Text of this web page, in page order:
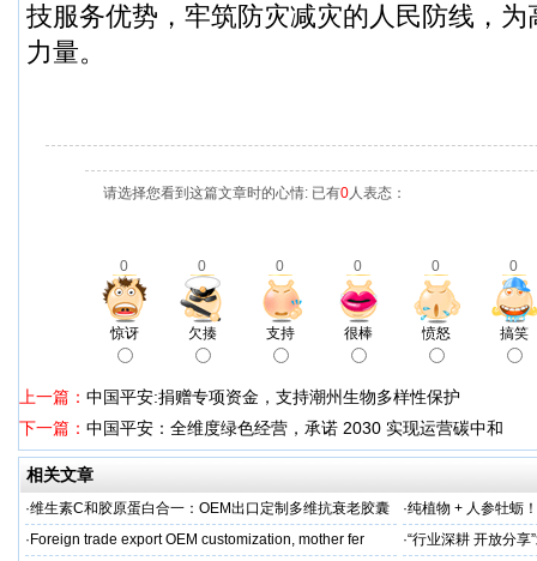
技服务优势，牢筑防灾减灾的人民防线，
力量。
请选择您看到这篇文章时的心情: 已有0人表态：
0 0 0 0 0 0
惊讶 欠揍 支持 很棒 愤怒 搞笑
上一篇： 中国平安:捐赠专项资金，支持潮州生物多样性保护
下一篇： 中国平安：全维度绿色经营，承诺 2030 实现运营碳中和
相关文章
·维生素C和胶原蛋白合一：OEM出口定制多维抗衰老胶囊 ·纯植物 + 人参牡蛎
力保驾护航
· Foreign trade export OEM customization, mother fer ·“行业深耕 开放分